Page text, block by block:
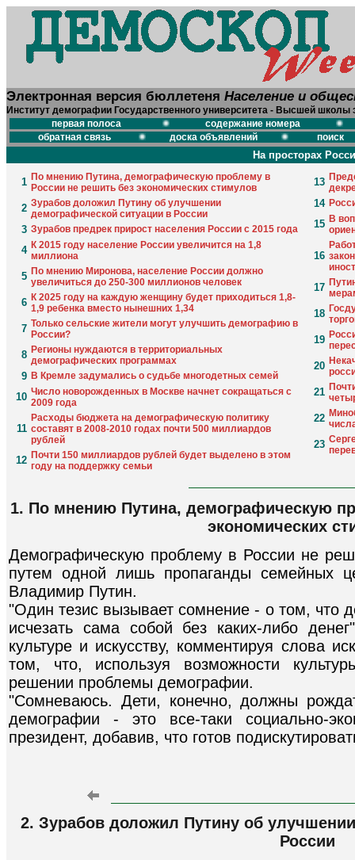
Электронная версия бюллетеня Население и
Институт демографии Государственного университета - Высшей школы
первая полоса
содержание номера
обратная связь
доска объявлений поиск
На просторах
1 По мнению Путина, демографическую проблему в
России не решить без экономических стимулов
2 Зурабов доложил Путину об улучшении
демографической ситуации в России
3 Зурабов предрек прирост населения России с 2015 года
4 К 2015 году население России увеличится на 1,8
миллиона
5 По мнению Миронова, население России должно
увеличиться до 250-300 миллионов человек
6 К 2025 году на каждую женщину будет приходиться 1,8-
1,9 ребенка вместо нынешних 1,34
7 Только сельские жители могут улучшить демографию в
России?
8 Регионы нуждаются в территориальных
демографических программах
9 В Кремле задумались о судьбе многодетных семей
10 Число новорожденных в Москве начнет сокращаться с
2009 года
11
Расходы бюджета на демографическую политику
составят в 2008-2010 годах почти 500 миллиардов
рублей
12 Почти 150 миллиардов рублей будет выделено в этом
году на поддержку семьи
13
14
15 В
16
17
18
19
20
21
22
23
1. По мнению Путина, демографическую
экономических
Демографическую проблему в России не
путем одной лишь пропаганды семейных
Владимир Путин.
"Один тезис вызывает сомнение - о том, что
исчезать сама собой без каких-либо
культуре и искусству, комментируя слова
том, что, используя возможности
решении проблемы демографии.
"Сомневаюсь. Дети, конечно, должны
демографии - это все-таки социально-
президент, добавив, что готов
2. Зурабов доложил Путину об
России